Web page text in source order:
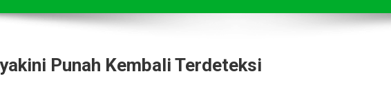
Punah Kembali Terdeteksi